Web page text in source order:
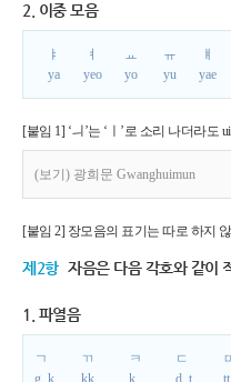
2. 이중 모음
ㅑ
ya
ㅕ
yeo
ㅛ
yo
ㅠ
yu
ㅒ
yae
[붙임 1] ‘ㅢ’는 ‘ㅣ’로 소리 나더라도
(보기) 광희문 Gwanghuimun
[붙임 2] 장모음의 표기는 따로 하지
제2항 자음은 다음 각호와 같이
1. 파열음
ㄱ
g, k
ㄲ
kk
ㅋ
k
ㄷ
d, t
tt